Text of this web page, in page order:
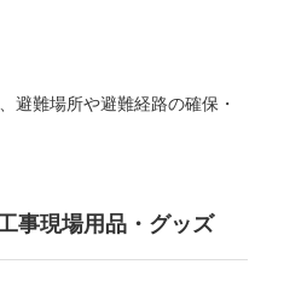
避難場所や避難経路の確保・
事現場用品・グッズ